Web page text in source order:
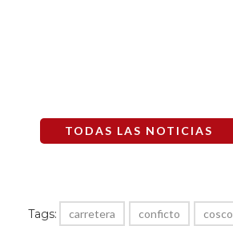
TODAS LAS NOTICIAS
Tags: carretera conficto cosco